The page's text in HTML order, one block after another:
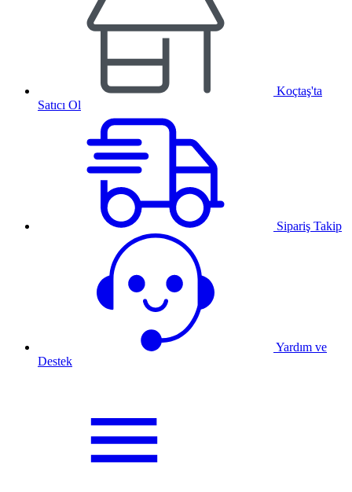
Koçtaş'ta
Satıcı Ol
Sipariş Takip
Yardım ve
Destek